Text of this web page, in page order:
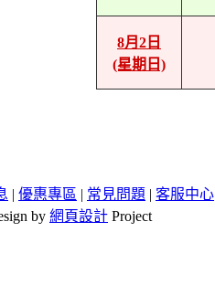
8月2日
(星期日)
| 優惠專區 | 常見問題 | 客服中心
by 網頁設計 Project